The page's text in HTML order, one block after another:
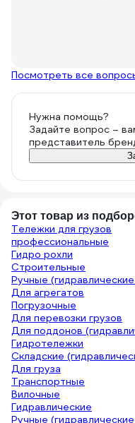
Посмотреть все
Нужна помощь?
Задайте вопрос –
представитель
Этот товар из
Тележки для грузов
профессиональные
Гидро рохли
Строительные
Ручные
Для агрегатов
Погрузочные
Для перевозки грузов
Для поддонов
Гидротележки
Складские
Для груза
Транспортные
Вилочные
Гидравлические
Ручные